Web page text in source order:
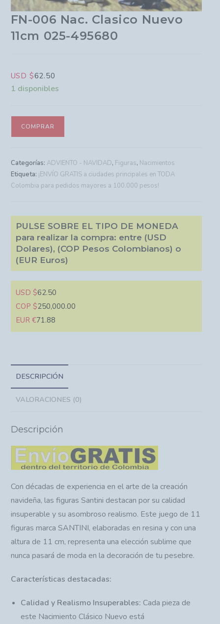
FN-006 Nac. Clasico Nuevo
11cm 025-495680
USD $62.50
1 disponibles
COMPRAR
Categorías: ADVIENTO - NAVIDAD, Figuras, Nacimientos
Etiqueta: ¡ENVÍO GRATIS a ciudades principales en TODA
Colombia para pedidos mayores a 100.000 pesos!
PULSE SOBRE EL TIPO DE MONEDA
para realizar la compra: entre (USD
Dolares), (COP Pesos Colombianos) o
(EUR Euros)
USD $62.50
COP $250,000.00
EUR €71.88
DESCRIPCIÓN
VALORACIONES (0)
Descripción
Con décadas de experiencia en el arte de la creación
navideña, las figuras Santini destacan por su calidad
insuperable y su asombroso realismo. Este juego de 11
figuras marca SANTINI, elaboradas en resina y con una
altura de 11 cm, representa una elección sublime que
nunca pasará de moda en la decoración de tu pesebre.
Características destacadas:
Calidad y Realismo Insuperables: Cada pieza de
este Nacimiento Clásico Nuevo está